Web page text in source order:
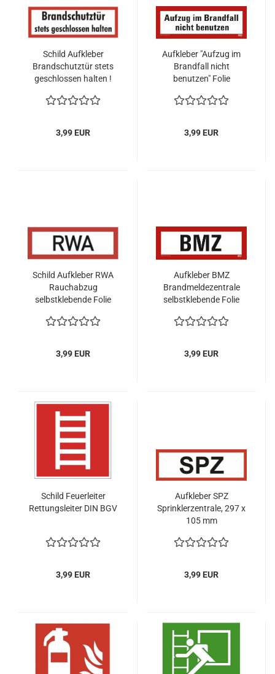
Schild Aufkleber
Brandschutztür stets
geschlossen halten !
3,99 EUR
Aufkleber "Aufzug im
Brandfall nicht
benutzen" Folie
210x74mm
3,99 EUR
Schild Aufkleber RWA
Rauchabzug
selbstklebende Folie
3,99 EUR
Aufkleber BMZ
Brandmeldezentrale
selbstklebende Folie
3,99 EUR
Schild Feuerleiter
Rettungsleiter DIN BGV
3,99 EUR
Aufkleber SPZ
Sprinklerzentrale, 297 x
105 mm
3,99 EUR